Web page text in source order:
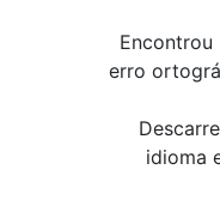
Encontrou
erro
idioma